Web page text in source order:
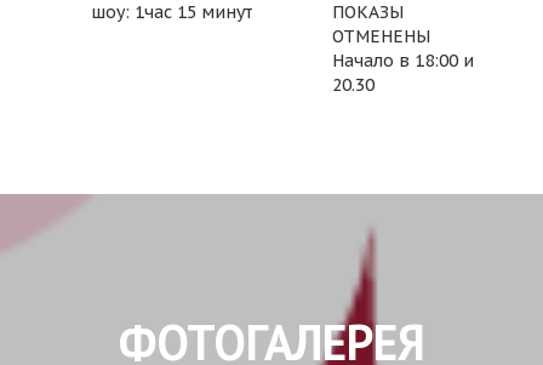
шоу: 1час 15 минут
ПОКАЗЫ
ОТМЕНЕНЫ
Начало в 18:00 и
20.30
ФОТОГАЛЕРЕЯ